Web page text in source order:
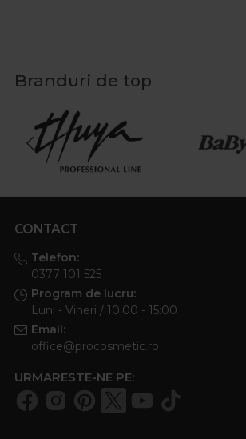
Branduri de top
CONTACT
Telefon:
0377 101 525
Program de lucru:
Luni - Vineri / 10:00 - 15:00
Email:
office@procosmetic.ro
URMARESTE-NE PE: